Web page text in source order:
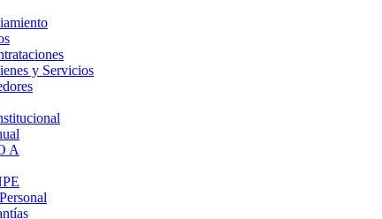
y Servicios
A